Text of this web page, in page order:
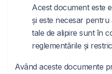
Acest document este
și este necesar
tale de alipire sunt în
reglementările și
Având aceste documente